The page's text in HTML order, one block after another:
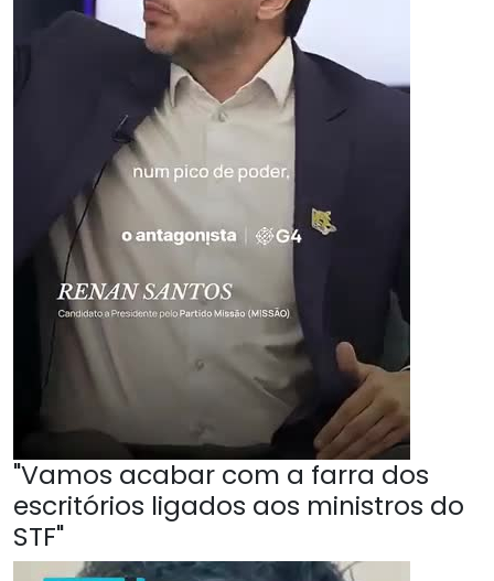
"Vamos acabar com a farra dos
escritórios ligados aos ministros do
STF"